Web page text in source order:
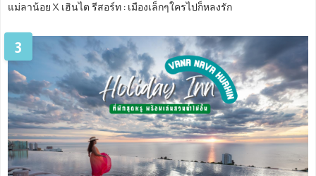
แม่ลาน้อย X เฮินไต รีสอร์ท : เมืองเล็กๆใครไปก็หลงรัก
3